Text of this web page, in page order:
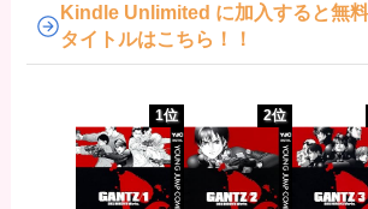
Kindle Unlimited に加入すると無
タイトルはこちら！！
1位 2位